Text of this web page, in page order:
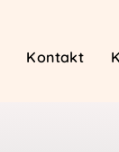
Kontakt